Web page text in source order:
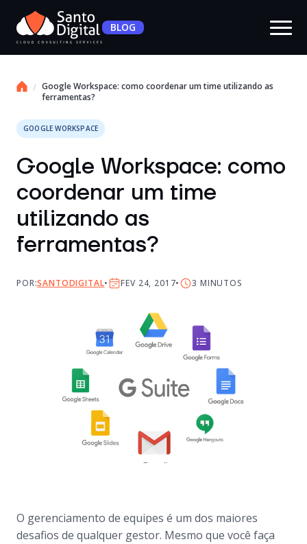
BLOG
Google Workspace: como coordenar um time utilizando as
ferramentas?
GOOGLE WORKSPACE
Google Workspace: como
coordenar um time
utilizando as
ferramentas?
POR:SANTODIGITAL FEV 24, 2017 3 MINUTOS
O gerenciamento de equipes é um dos maiores
desafios de qualquer gestor. Mesmo que você faça